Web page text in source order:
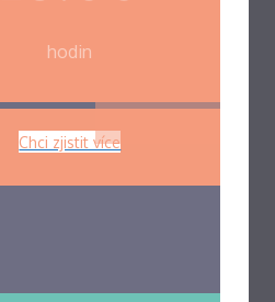
hodin
Chci zjistit více